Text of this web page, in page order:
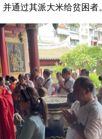
通过其派大米给贫困者。